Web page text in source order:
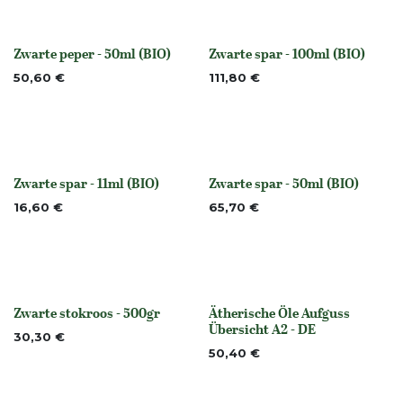
None
Zwarte peper - 50ml (BIO)
50,60 € Niet op voorraad
Zwarte spar - 100ml (BIO)
111,80 €
None
Zwarte spar - 11ml (BIO)
16,60 € None
Zwarte spar - 50ml (BIO)
65,70 €
Niet op voorraad
Zwarte stokroos - 500gr
30,30 € None
Ätherische Öle Aufguss
Übersicht A2 - DE
50,40 €